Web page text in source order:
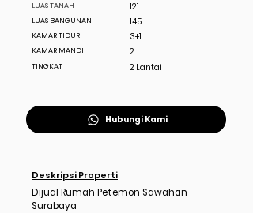
LUAS TANAH
LUAS BANGUNAN
KAMAR TIDUR
KAMAR MANDI
TINGKAT
121
145
3+1
2
2 Lantai
Hubungi Kami
Deskripsi Properti
Dijual Rumah Petemon Sawahan
Surabaya